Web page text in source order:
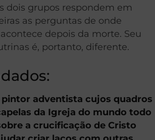
dois grupos respondem em
as perguntas de onde
depois da morte. Seu
é, portanto, diferente.
pintor adventista cujos quadros
da Igreja do mundo todo
a crucificação de Cristo